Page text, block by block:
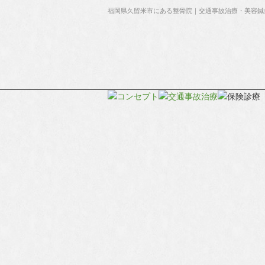
福岡県久留米市にある整骨院｜交通事故治療・美容